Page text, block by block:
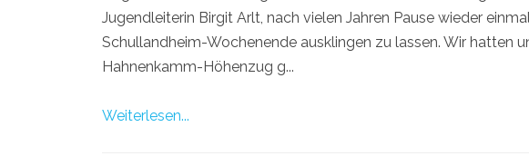
Jugendleiterin Birgit Arlt, nach vielen Jahren Pause wieder
Schullandheim-Wochenende ausklingen zu lassen. Wir hatten
Hahnenkamm-Höhenzug g...
Weiterlesen...